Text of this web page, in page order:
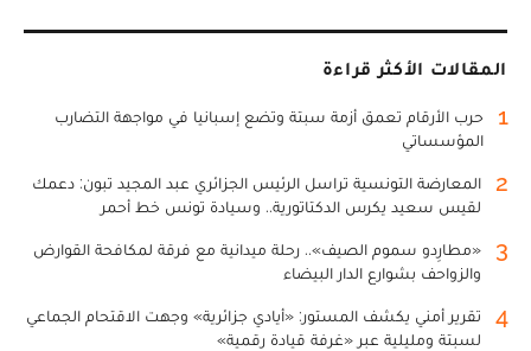
المقالات الأكثر قراءة
1
حرب الأرقام تعمق أزمة سبتة وتضع إسبانيا في مواجهة التضارب
المؤسساتي
2
المعارضة التونسية تراسل الرئيس الجزائري عبد المجيد تبون: دعمك
لقيس سعيد يكرس الدكتاتورية.. وسيادة تونس خط أحمر
3
«مطارِدو سموم الصيف».. رحلة ميدانية مع فرقة لمكافحة القوارض
والزواحف بشوارع الدار البيضاء
4
تقرير أمني يكشف المستور: «أيادي جزائرية» وجهت الاقتحام الجماعي
لسبتة ومليلية عبر «غرفة قيادة رقمية»